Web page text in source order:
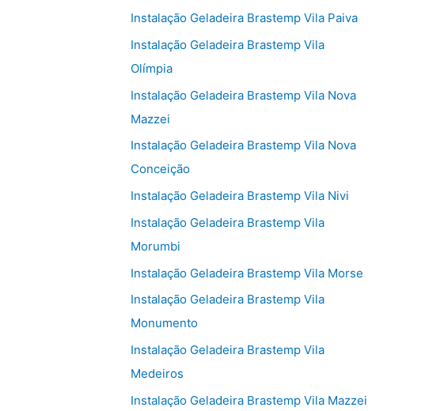
Instalação Geladeira Brastemp Vila Paiva
Instalação Geladeira Brastemp Vila
Olímpia
Instalação Geladeira Brastemp Vila Nova
Mazzei
Instalação Geladeira Brastemp Vila Nova
Conceição
Instalação Geladeira Brastemp Vila Nivi
Instalação Geladeira Brastemp Vila
Morumbi
Instalação Geladeira Brastemp Vila Morse
Instalação Geladeira Brastemp Vila
Monumento
Instalação Geladeira Brastemp Vila
Medeiros
Instalação Geladeira Brastemp Vila Mazzei